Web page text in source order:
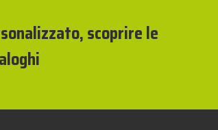
scoprire le